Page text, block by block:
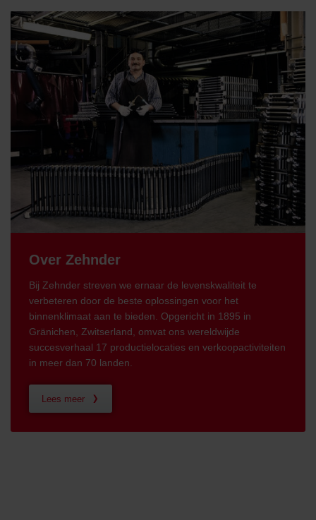
Over Zehnder
Bij Zehnder streven we ernaar de levenskwaliteit te
verbeteren door de beste oplossingen voor het
binnenklimaat aan te bieden. Opgericht in 1895 in
Gränichen, Zwitserland, omvat ons wereldwijde
succesverhaal 17 productielocaties en verkoopactiviteiten
in meer dan 70 landen.
Lees meer